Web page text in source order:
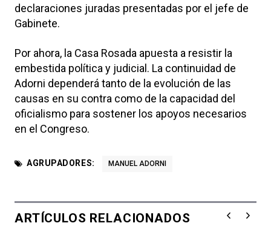
declaraciones juradas presentadas por el jefe de
Gabinete.
Por ahora, la Casa Rosada apuesta a resistir la
embestida política y judicial. La continuidad de
Adorni dependerá tanto de la evolución de las
causas en su contra como de la capacidad del
oficialismo para sostener los apoyos necesarios
en el Congreso.
AGRUPADORES: MANUEL ADORNI
ARTÍCULOS RELACIONADOS